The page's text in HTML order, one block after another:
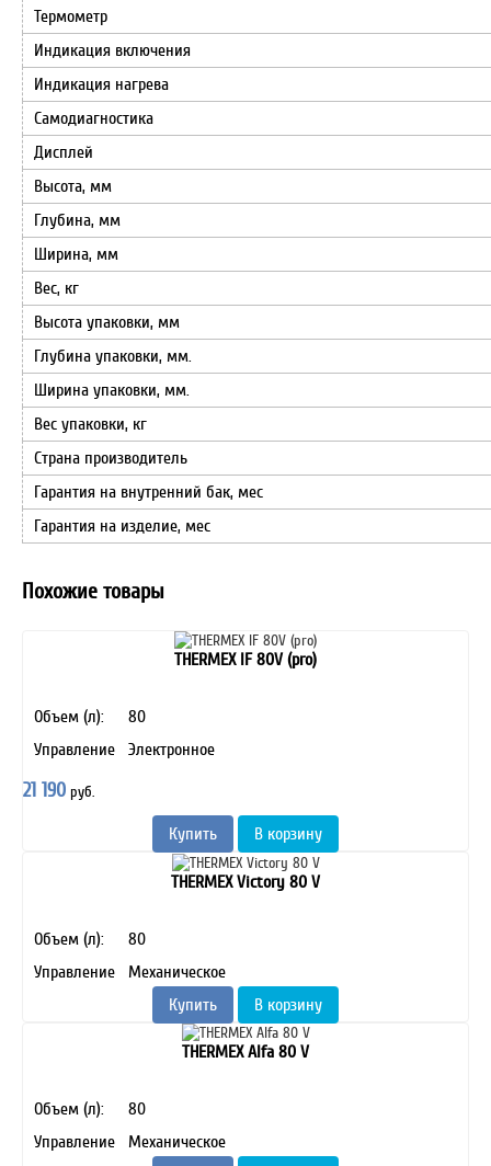
Термометр
Индикация включения
Индикация нагрева
Самодиагностика
Дисплей
Высота, мм
Глубина, мм
Ширина, мм
Вес, кг
Высота упаковки, мм
Глубина упаковки, мм.
Ширина упаковки, мм.
Вес упаковки, кг
Страна производитель
Гарантия на внутренний бак, мес
Гарантия на изделие, мес
Похожие товары
THERMEX IF 80V (pro)
Объем (л):
80
Управление
Электронное
21 190 руб.
Купить В корзину
THERMEX Victory 80 V
Объем (л):
80
Управление
Механическое
Купить
В корзину
THERMEX Alfa 80 V
Объем (л):
80
Управление
Механическое